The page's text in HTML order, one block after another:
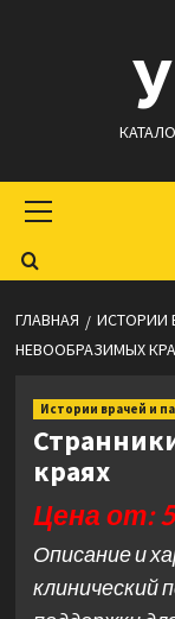
меню
ГЛАВНАЯ ИСТОРИИ
НЕВООБРАЗИМЫХ
Истории врачей и
краях
Цена от:
Описание и
клинический